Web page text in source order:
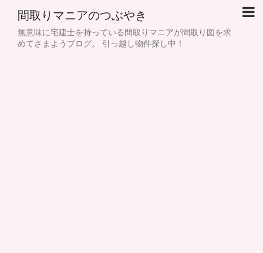
間取りマニアのつぶやき
無意味に宅建士を持っている間取りマニアが間取り図を求
めてさまようブログ。 引っ越し物件探し中！